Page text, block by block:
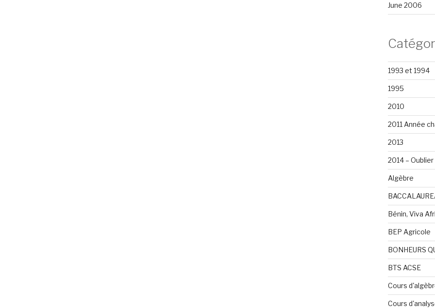
June 2006
1993 et 1994
1995
2010
2011 Année
2013
2014 –
Algèbre
Bénin, Viva
BEP Agricole
BONHEURS
BTS ACSE
Cours
Cours